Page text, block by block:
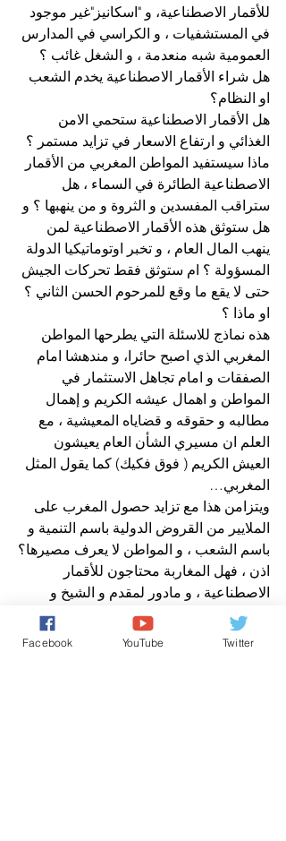
للأقمار الاصطناعية، و "اسكانيز"غير موجود
في المستشفيات ، و الكراسي في المدارس
العمومية شبه منعدمة ، و الشغل غائب ؟
هل شراء الأقمار الاصطناعية يخدم الشعب
او النظام؟
هل الأقمار الاصطناعية ستحمي الامن
الغذائي و ارتفاع الاسعار في تزايد مستمر ؟
ماذا سيستفيد المواطن المغربي من الأقمار
الاصطناعية الطائرة في السماء ، هل
ستراقب المفسدين و الثروة و من ينهبها ؟ و
هل ستوثق هذه الأقمار الاصطناعية لمن
ينهب المال العام ، و تخبر اوتوماتيكيا الدولة
المسؤولة ؟ ام ستوثق فقط تحركات الجيش
حتى لا يقع ما وقع للمرحوم الحسن الثاني ؟
او ماذا ؟
هذه نماذج للاسئلة التي يطرحها المواطن
المغربي الذي اصبح حائرا، و مندهشا امام
الصفقات و امام تجاهل الاستثمار في
المواطن و اهمال عيشه الكريم و إهمال
مطالبه و حقوقه و قضاياه المعيشية ، مع
العلم ان مسيري الشأن العام يعيشون
العيش الكريم ( فوق فكيك) كما يقول المثل
المغربي…
ويتزامن هذا مع تزايد حصول المغرب على
الملايير من القروض الدولية باسم التنمية و
باسم الشعب ، و المواطن لا يعرف مصيرها؟
اذن ، فهل المغاربة محتاجون للأقمار
الاصطناعية ، و مادور لمقدم و الشيخ و
القايد و هل ستخفف الأقمار المعلقة من
الغلاء و الضغط ، و الصمت الحكومي ، و
Facebook YouTube Twitter